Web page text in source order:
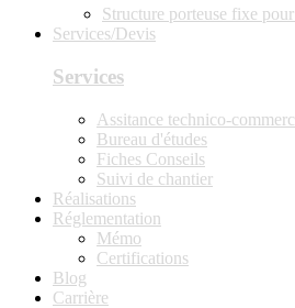
Structure porteuse fixe
Services/Devis
Services
Assitance technico-
Bureau d'études
Fiches Conseils
Suivi de chantier
Réalisations
Réglementation
Mémo
Certifications
Blog
Carrière